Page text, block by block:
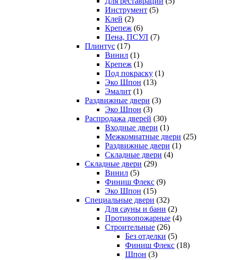
Инструмент (5)
Клей (2)
Крепеж (6)
Пена, ПСУЛ (7)
Плинтус (17)
Винил (1)
Крепеж (1)
Под покраску (1)
Эко Шпон (13)
Эмалит (1)
Раздвижные двери (3)
Эко Шпон (3)
Распродажа дверей (30)
Входные двери (1)
Межкомнатные двери (25)
Раздвижные двери (1)
Складные двери (4)
Складные двери (29)
Винил (5)
Финиш Флекс (9)
Эко Шпон (15)
Специальные двери (32)
Для сауны и бани (2)
Противопожарные (4)
Строительные (26)
Без отделки (5)
Финиш Флекс (18)
Шпон (3)